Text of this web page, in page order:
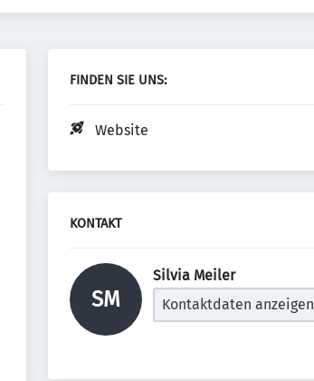
FINDEN SIE UNS:
Website
KONTAKT
SM
Silvia Meiler
Kontaktdaten anzeigen